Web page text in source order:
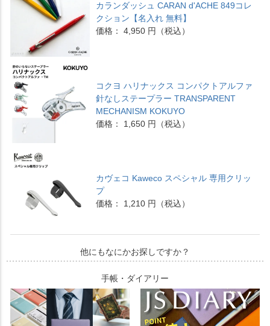
カランダッシュ CARAN d'ACHE 849コレ
クション【名入れ 無料】
価格： 4,950 円（税込）
コクヨ ハリナックス コンパクトアルファ
針なしステープラー TRANSPARENT
MECHANISM KOKUYO
価格： 1,650 円（税込）
カヴェコ Kaweco スペシャル 専用クリッ
プ
価格： 1,210 円（税込）
他にもなにかお探しですか？
手帳・ダイアリー